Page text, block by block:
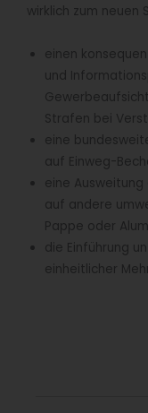
wirklich zum neuen
einen
und
Strafen bei
eine
auf Einweg-
eine
auf andere
Pappe oder
die Einführung
einheitlicher